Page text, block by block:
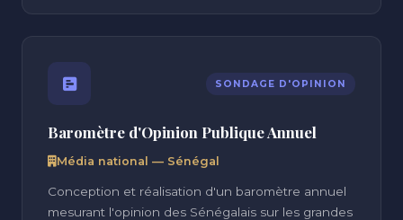
SONDAGE D'OPINION
Baromètre d'Opinion Publique Annuel
Média national — Sénégal
Conception et réalisation d'un baromètre annuel
mesurant l'opinion des Sénégalais sur les grandes